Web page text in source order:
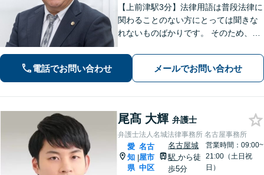
【上前津駅3分】法律用語は普段法律に
関わることのない方にとっては聞きな
れないものばかりです。 そのため、な
からの対応を説明させていただきま
す。最善の解決策は何なのかを共に考
え、解決までサポートさせていただき
ます。
電話でお問い合わせ メールでお問い合わせ
尾髙 大輝 弁護士
弁護士法人名城法律事務所 名古屋事務所
愛
知
県
|
名古
屋市
中区
名古屋城
駅から徒
歩5分
営業時間：09:00~
21:00（土日祝
日）